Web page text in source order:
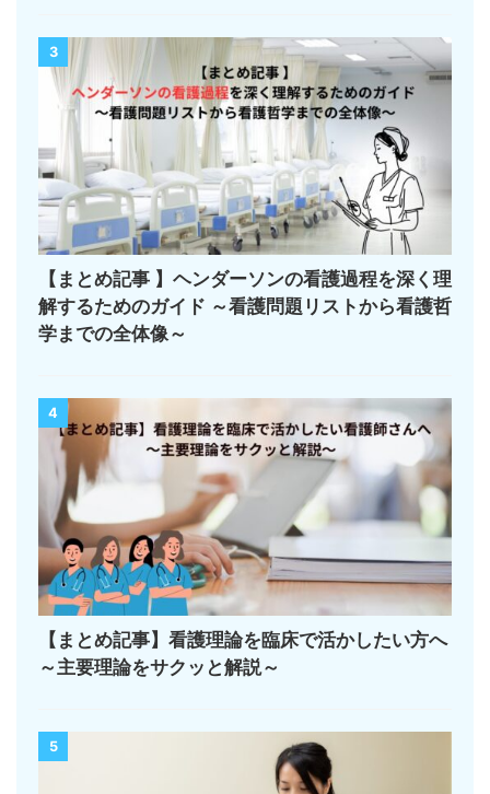
3
【まとめ記事 】ヘンダーソンの看護過程を深く理
解するためのガイド ～看護問題リストから看護哲
学までの全体像～
4
【まとめ記事】看護理論を臨床で活かしたい方へ
～主要理論をサクッと解説～
5